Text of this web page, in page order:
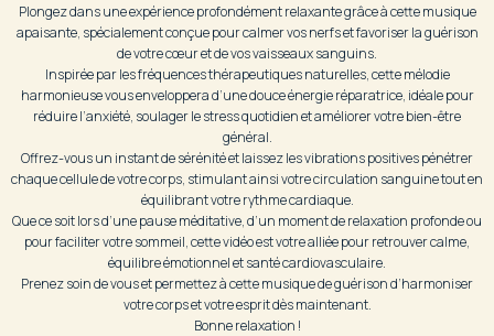
Plongez dans une expérience profondément relaxante grâce à cette musique
apaisante, spécialement conçue pour calmer vos nerfs et favoriser la guérison
de votre cœur et de vos vaisseaux sanguins.
Inspirée par les fréquences thérapeutiques naturelles, cette mélodie
harmonieuse vous enveloppera d’une douce énergie réparatrice, idéale pour
réduire l’anxiété, soulager le stress quotidien et améliorer votre bien-être
général.
Offrez-vous un instant de sérénité et laissez les vibrations positives pénétrer
chaque cellule de votre corps, stimulant ainsi votre circulation sanguine tout en
équilibrant votre rythme cardiaque.
Que ce soit lors d’une pause méditative, d’un moment de relaxation profonde ou
pour faciliter votre sommeil, cette vidéo est votre alliée pour retrouver calme,
équilibre émotionnel et santé cardiovasculaire.
Prenez soin de vous et permettez à cette musique de guérison d’harmoniser
votre corps et votre esprit dès maintenant.
Bonne relaxation !